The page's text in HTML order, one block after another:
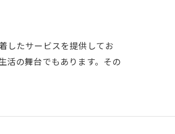
したサービスを提供してお
活の舞台でもあります。その